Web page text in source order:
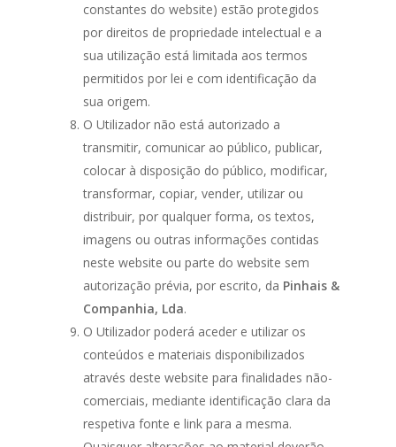
constantes do website) estão protegidos
por direitos de propriedade intelectual e a
sua utilização está limitada aos termos
permitidos por lei e com identificação da
sua origem.
O Utilizador não está autorizado a
transmitir, comunicar ao público, publicar,
colocar à disposição do público, modificar,
transformar, copiar, vender, utilizar ou
distribuir, por qualquer forma, os textos,
imagens ou outras informações contidas
neste website ou parte do website sem
autorização prévia, por escrito, da Pinhais &
Companhia, Lda.
O Utilizador poderá aceder e utilizar os
conteúdos e materiais disponibilizados
através deste website para finalidades não-
comerciais, mediante identificação clara da
respetiva fonte e link para a mesma.